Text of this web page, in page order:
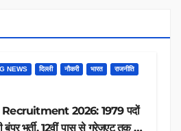
NEWS दिल्ली नौकरी भारत राजनीति
Recruitment 2026: 1979 पदों
बंपर भर्ती, 12वीं पास से ग्रेजुएट तक करें